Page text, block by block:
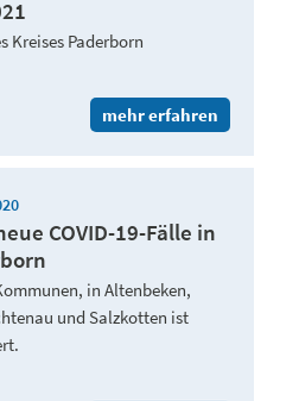
Kreises Paderborn
mehr erfahren
COVID-19-Fälle in
in Altenbeken,
und Salzkotten ist